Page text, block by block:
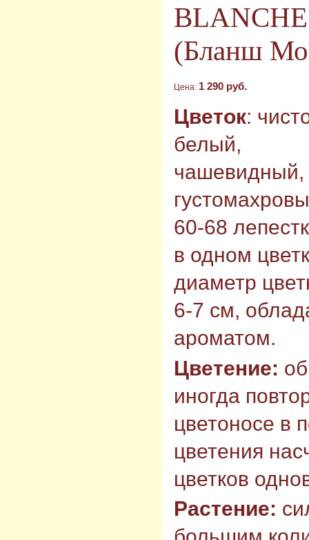
(Бланш
Цена: 1 290 руб.
Цветок:
белый,
чашевидный,
60-68
в одном
диаметр
6-7 см,
ароматом.
Цветение:
иногда
цветоносе в
цветения
цветков
Растение: